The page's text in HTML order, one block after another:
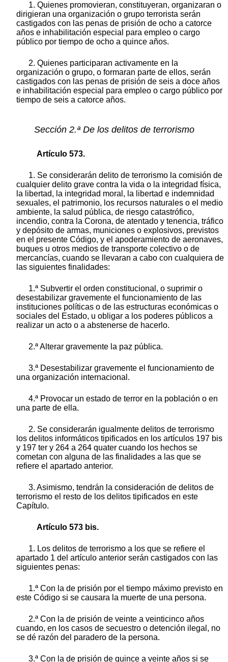
1. Quienes promovieran, constituyeran, organizaran o
dirigieran una organización o grupo terrorista serán
castigados con las penas de prisión de ocho a catorce
años e inhabilitación especial para empleo o cargo
público por tiempo de ocho a quince años.
2. Quienes participaran activamente en la
organización o grupo, o formaran parte de ellos, serán
castigados con las penas de prisión de seis a doce años
e inhabilitación especial para empleo o cargo público por
tiempo de seis a catorce años.
Sección 2.ª De los delitos de terrorismo
Artículo 573.
1. Se considerarán delito de terrorismo la comisión de
cualquier delito grave contra la vida o la integridad física,
la libertad, la integridad moral, la libertad e indemnidad
sexuales, el patrimonio, los recursos naturales o el medio
ambiente, la salud pública, de riesgo catastrófico,
incendio, contra la Corona, de atentado y tenencia, tráfico
y depósito de armas, municiones o explosivos, previstos
en el presente Código, y el apoderamiento de aeronaves,
buques u otros medios de transporte colectivo o de
mercancías, cuando se llevaran a cabo con cualquiera de
las siguientes finalidades:
1.ª Subvertir el orden constitucional, o suprimir o
desestabilizar gravemente el funcionamiento de las
instituciones políticas o de las estructuras económicas o
sociales del Estado, u obligar a los poderes públicos a
realizar un acto o a abstenerse de hacerlo.
2.ª Alterar gravemente la paz pública.
3.ª Desestabilizar gravemente el funcionamiento de
una organización internacional.
4.ª Provocar un estado de terror en la población o en
una parte de ella.
2. Se considerarán igualmente delitos de terrorismo
los delitos informáticos tipificados en los artículos 197 bis
y 197 ter y 264 a 264 quater cuando los hechos se
cometan con alguna de las finalidades a las que se
refiere el apartado anterior.
3. Asimismo, tendrán la consideración de delitos de
terrorismo el resto de los delitos tipificados en este
Capítulo.
Artículo 573 bis.
1. Los delitos de terrorismo a los que se refiere el
apartado 1 del artículo anterior serán castigados con las
siguientes penas:
1.ª Con la de prisión por el tiempo máximo previsto en
este Código si se causara la muerte de una persona.
2.ª Con la de prisión de veinte a veinticinco años
cuando, en los casos de secuestro o detención ilegal, no
se dé razón del paradero de la persona.
3.ª Con la de prisión de quince a veinte años si se